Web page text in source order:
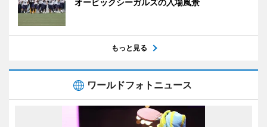
オービックシーガルズの入場風景
もっと見る
ワールドフォトニュース